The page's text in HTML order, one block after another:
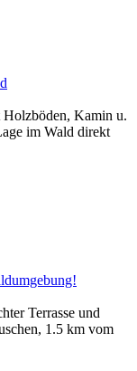
Holzböden, Kamin u.
im Wald direkt
Terrasse und
1.5 km vom